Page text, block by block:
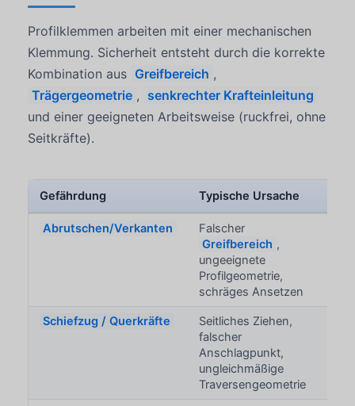
Profilklemmen arbeiten mit einer mechanischen
Klemmung. Sicherheit entsteht durch die korrekte
Kombination aus Greifbereich ,
Trägergeometrie , senkrechter Krafteinleitung
und einer geeigneten Arbeitsweise (ruckfrei, ohne
Seitkräfte).
Gefährdung Typische Ursache
Abrutschen/Verkanten
Falscher
Greifbereich ,
ungeeignete
Profilgeometrie,
schräges Ansetzen
Schiefzug / Querkräfte
Seitliches Ziehen,
falscher
Anschlagpunkt,
ungleichmäßige
Traversengeometrie